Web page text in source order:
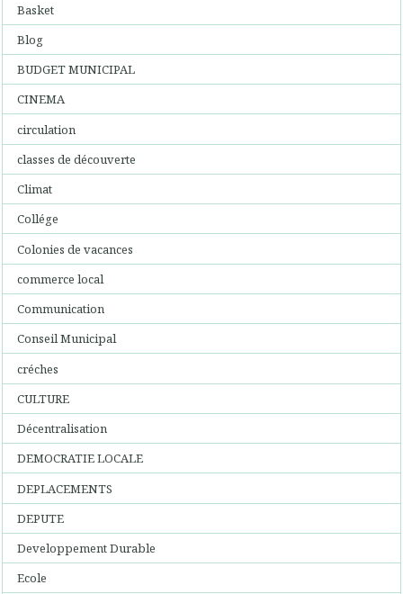
Basket
Blog
BUDGET MUNICIPAL
CINEMA
circulation
classes de découverte
Climat
Collége
Colonies de vacances
commerce local
Communication
Conseil Municipal
créches
CULTURE
Décentralisation
DEMOCRATIE LOCALE
DEPLACEMENTS
DEPUTE
Developpement Durable
Ecole